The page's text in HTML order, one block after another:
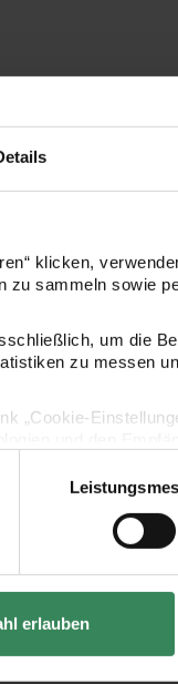
klicken,
sammeln sowie
um die
zu messen
„Cookie-
erlauben